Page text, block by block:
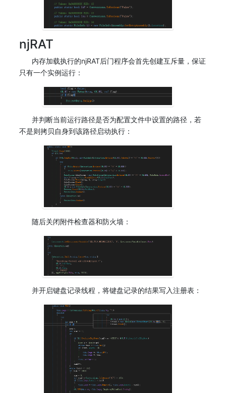
njRAT
内存加载执行的njRAT后门程序会首先创建互斥量，保证
只有一个实例运行：
并判断当前运行路径是否为配置文件中设置的路径，若
不是则拷贝自身到该路径启动执行：
随后关闭附件检查器和防火墙：
并开启键盘记录线程，将键盘记录的结果写入注册表：